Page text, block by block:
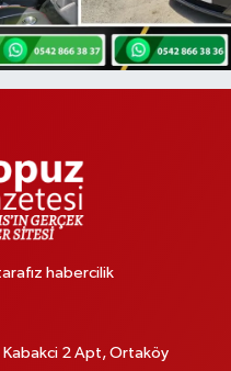
habercilik
Kabakci 2 Apt, Ortaköy